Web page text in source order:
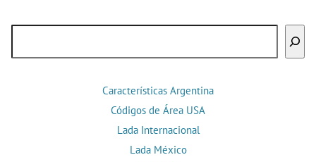
Características Argentina
Códigos de Área USA
Lada Internacional
Lada México